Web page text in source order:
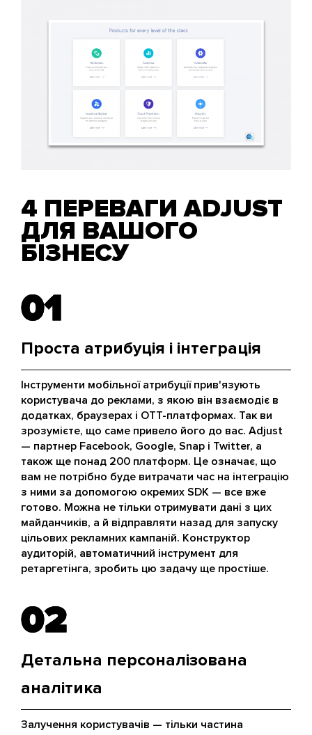
4 ПЕРЕВАГИ ADJUST
ДЛЯ ВАШОГО
БІЗНЕСУ
01
01
Проста атрибуція і інтеграція
Інструменти мобільної атрибуції прив'язують
користувача до реклами, з якою він взаємодіє в
додатках, браузерах і OTT-платформах. Так ви
зрозумієте, що саме привело його до вас. Adjust
— партнер Facebook, Google, Snap і Twitter, а
також ще понад 200 платформ. Це означає, що
вам не потрібно буде витрачати час на інтеграцію
з ними за допомогою окремих SDK — все вже
готово. Можна не тільки отримувати дані з цих
майданчиків, а й відправляти назад для запуску
цільових рекламних кампаній. Конструктор
аудиторій, автоматичний інструмент для
ретаргетінга, зробить цю задачу ще простіше.
02
02
Детальна персоналізована
аналітика
Залучення користувачів — тільки частина